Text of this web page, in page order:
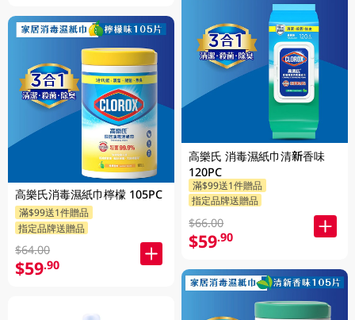
高樂氏消毒濕紙巾檸檬 105PC
滿$99送1件贈品
指定品牌送贈品
$64.00
$59.90
高樂氏 消毒濕紙巾清新香味
120PC
滿$99送1件贈品
指定品牌送贈品
$66.00
$59.90